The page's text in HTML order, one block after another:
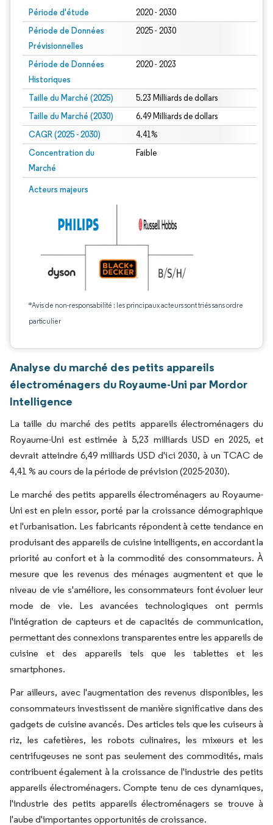
Période d'étude 2020 - 2030
Période de Données
Prévisionnelles
2025 - 2030
Période de Données
Historiques
2020 - 2023
Taille du Marché (2025) 5.23 Milliards de dollars
Taille du Marché (2030) 6.49 Milliards de dollars
CAGR (2025 - 2030) 4.41%
Concentration du
Marché
Faible
Acteurs majeurs
*Avis de non-responsabilité : les principaux acteurs sont triés sans ordre
particulier
Analyse du marché des petits appareils
électroménagers du Royaume-Uni par Mordor
Intelligence
La taille du marché des petits appareils électroménagers du
Royaume-Uni est estimée à 5,23 milliards USD en 2025, et
devrait atteindre 6,49 milliards USD d'ici 2030, à un TCAC de
4,41 % au cours de la période de prévision (2025-2030).
Le marché des petits appareils électroménagers au Royaume-
Uni est en plein essor, porté par la croissance démographique
et l'urbanisation. Les fabricants répondent à cette tendance en
produisant des appareils de cuisine intelligents, en accordant la
priorité au confort et à la commodité des consommateurs. À
mesure que les revenus des ménages augmentent et que le
niveau de vie s'améliore, les consommateurs font évoluer leur
mode de vie. Les avancées technologiques ont permis
l'intégration de capteurs et de capacités de communication,
permettant des connexions transparentes entre les appareils de
cuisine et des appareils tels que les tablettes et les
smartphones.
Par ailleurs, avec l'augmentation des revenus disponibles, les
consommateurs investissent de manière significative dans des
gadgets de cuisine avancés. Des articles tels que les cuiseurs à
riz, les cafetières, les robots culinaires, les mixeurs et les
centrifugeuses ne sont pas seulement des commodités, mais
contribuent également à la croissance de l'industrie des petits
appareils électroménagers. Compte tenu de ces dynamiques,
l'industrie des petits appareils électroménagers se trouve à
l'aube d'importantes opportunités de croissance.